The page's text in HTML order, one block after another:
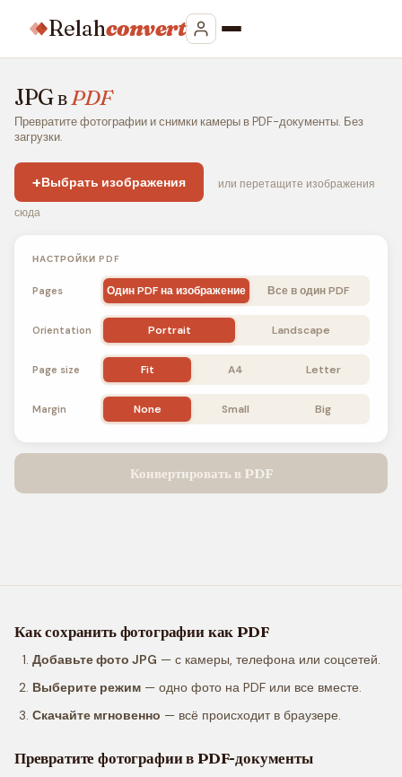
Relahconvert
JPG вPDF
Превратите фотографии и снимки камеры в PDF-документы. Без
загрузки.
+Выбрать изображения
или перетащите изображения
сюда
НАСТРОЙКИ PDF
Pages Один PDF на изображение Все в один PDF
Orientation Portrait Landscape
Page size Fit A4 Letter
Margin None Small Big
Конвертировать в PDF
Как сохранить фотографии как PDF
Добавьте фото JPG — с камеры, телефона или соцсетей.
Выберите режим — одно фото на PDF или все вместе.
Скачайте мгновенно — всё происходит в браузере.
Превратите фотографии в PDF-документы